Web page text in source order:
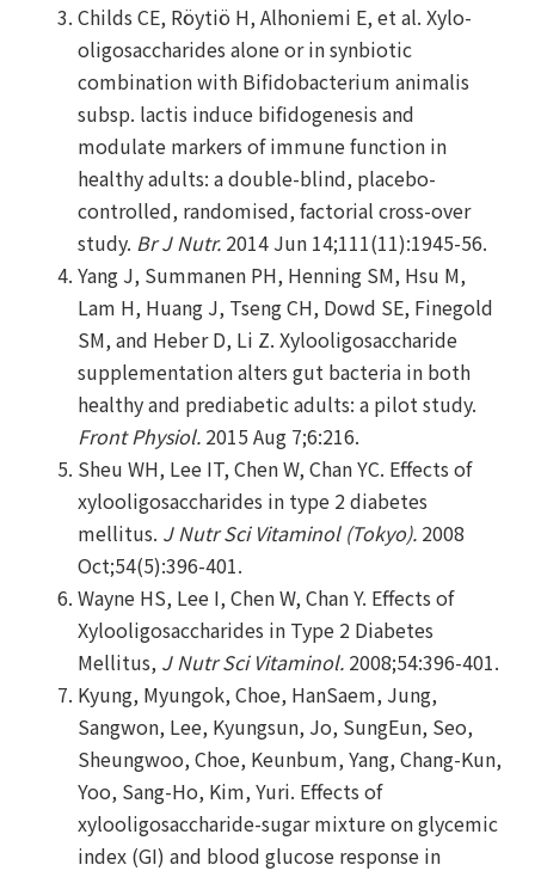
Childs CE, Röytiö H, Alhoniemi E, et al. Xylo-
oligosaccharides alone or in synbiotic
combination with Bifidobacterium animalis
subsp. lactis induce bifidogenesis and
modulate markers of immune function in
healthy adults: a double-blind, placebo-
controlled, randomised, factorial cross-over
study. Br J Nutr. 2014 Jun 14;111(11):1945-56.
Yang J, Summanen PH, Henning SM, Hsu M,
Lam H, Huang J, Tseng CH, Dowd SE, Finegold
SM, and Heber D, Li Z. Xylooligosaccharide
supplementation alters gut bacteria in both
healthy and prediabetic adults: a pilot study.
Front Physiol. 2015 Aug 7;6:216.
Sheu WH, Lee IT, Chen W, Chan YC. Effects of
xylooligosaccharides in type 2 diabetes
mellitus. J Nutr Sci Vitaminol (Tokyo). 2008
Oct;54(5):396-401.
Wayne HS, Lee I, Chen W, Chan Y. Effects of
Xylooligosaccharides in Type 2 Diabetes
Mellitus, J Nutr Sci Vitaminol. 2008;54:396-401.
Kyung, Myungok, Choe, HanSaem, Jung,
Sangwon, Lee, Kyungsun, Jo, SungEun, Seo,
Sheungwoo, Choe, Keunbum, Yang, Chang-Kun,
Yoo, Sang-Ho, Kim, Yuri. Effects of
xylooligosaccharide-sugar mixture on glycemic
index (GI) and blood glucose response in